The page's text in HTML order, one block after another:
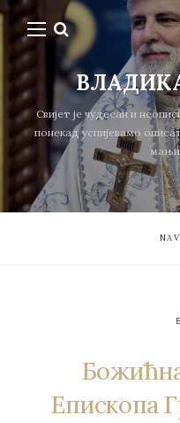
Свијет је чудесан и
понекад успијевамо
Епископа